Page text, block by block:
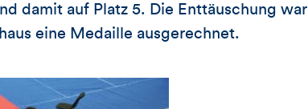
damit auf Platz 5. Die Enttäuschung war
eine Medaille ausgerechnet.